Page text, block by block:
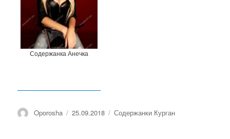
Содержанка Анечка
Автор
Oporosha Опубликовано
25.09.2018 Рубрики
Содержанки Курган